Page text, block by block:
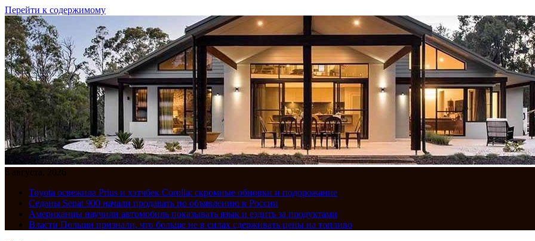
Перейти к содержимому
6 августа, 2026
Toyota освежила Prius и хэтчбек Corolla: скромные обновки и подорожание
Седаны Senat 900 начали продавать по объявлению в России
Американцы научили автомобиль показывать язык и ездить за продуктами
Власти Польши признали, что больше не в силах сдерживать цены на топливо